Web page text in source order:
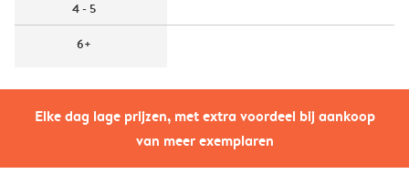
Elke dag lage prijzen, met extra voordeel bij aankoop
van meer exemplaren
4 - 5
6+